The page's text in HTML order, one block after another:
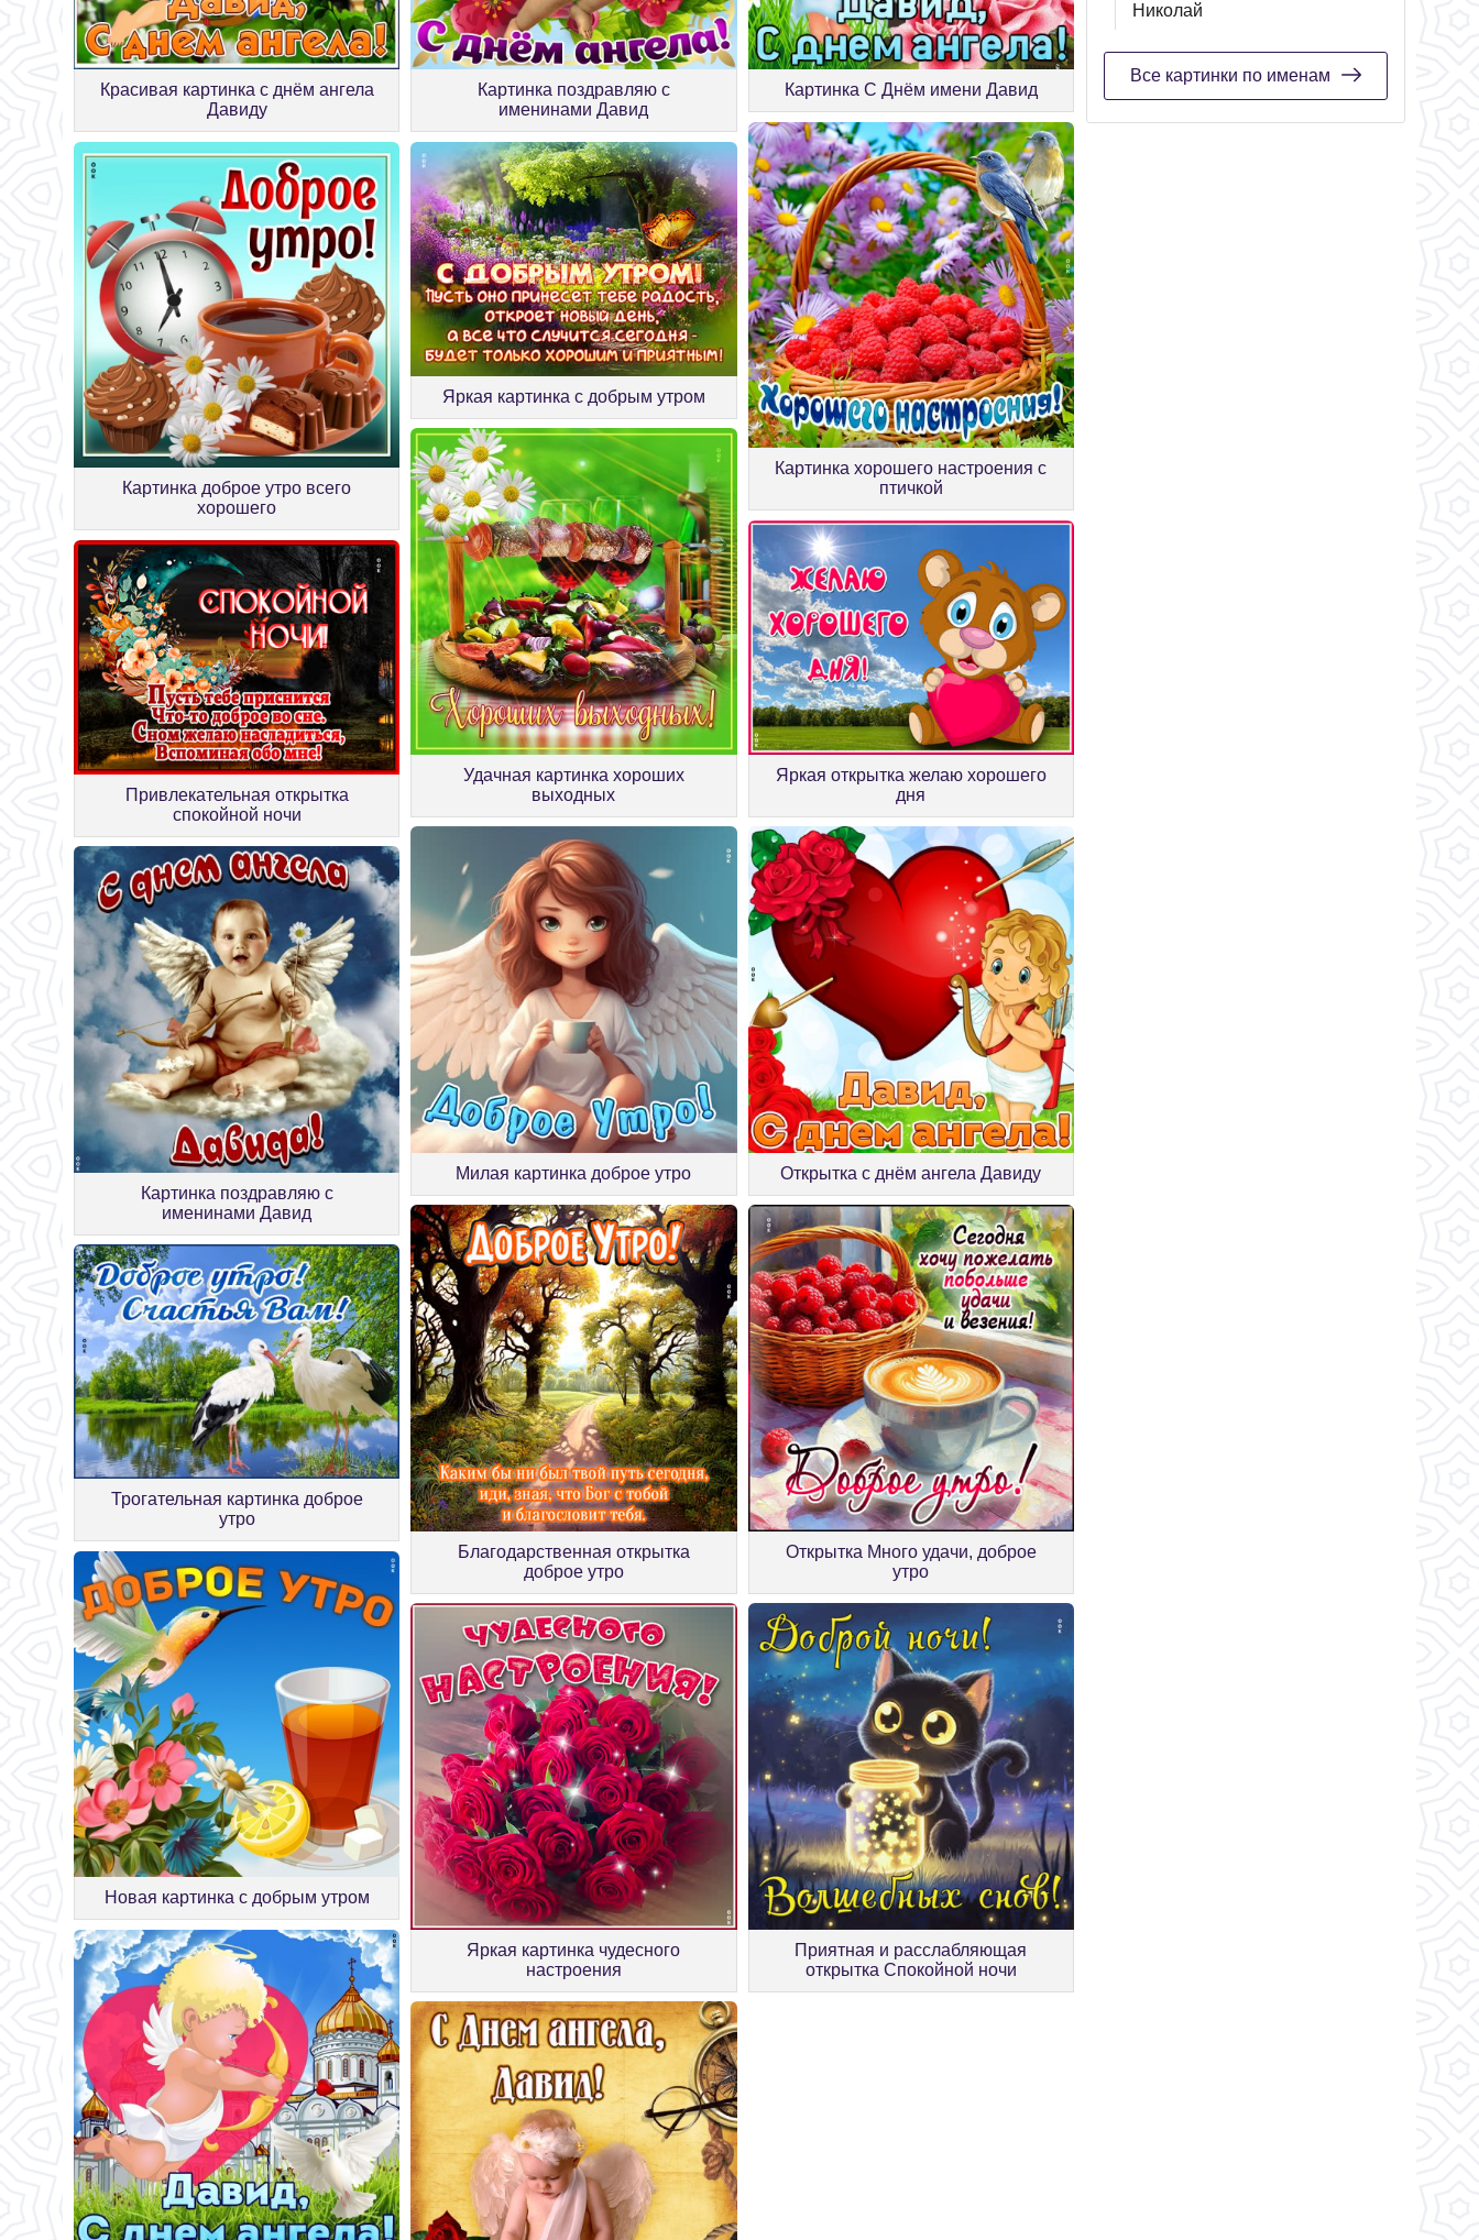
Красивая картинка с днём ангела
Давиду
Картинка поздравляю с
именинами Давид
Картинка С Днём имени Давид
Картинка доброе утро всего
хорошего
Яркая картинка с добрым утром
Картинка хорошего настроения с
птичкой
Привлекательная открытка
спокойной ночи
Удачная картинка хороших
выходных
Яркая открытка желаю хорошего
дня
Картинка поздравляю с
именинами Давид
Милая картинка доброе утро Открытка с днём ангела Давиду
Трогательная картинка доброе
утро
Благодарственная открытка
доброе утро
Открытка Много удачи, доброе
утро
Новая картинка с добрым утром
Яркая картинка чудесного
настроения
Приятная и расслабляющая
открытка Спокойной ночи
Николай
Все картинки по именам